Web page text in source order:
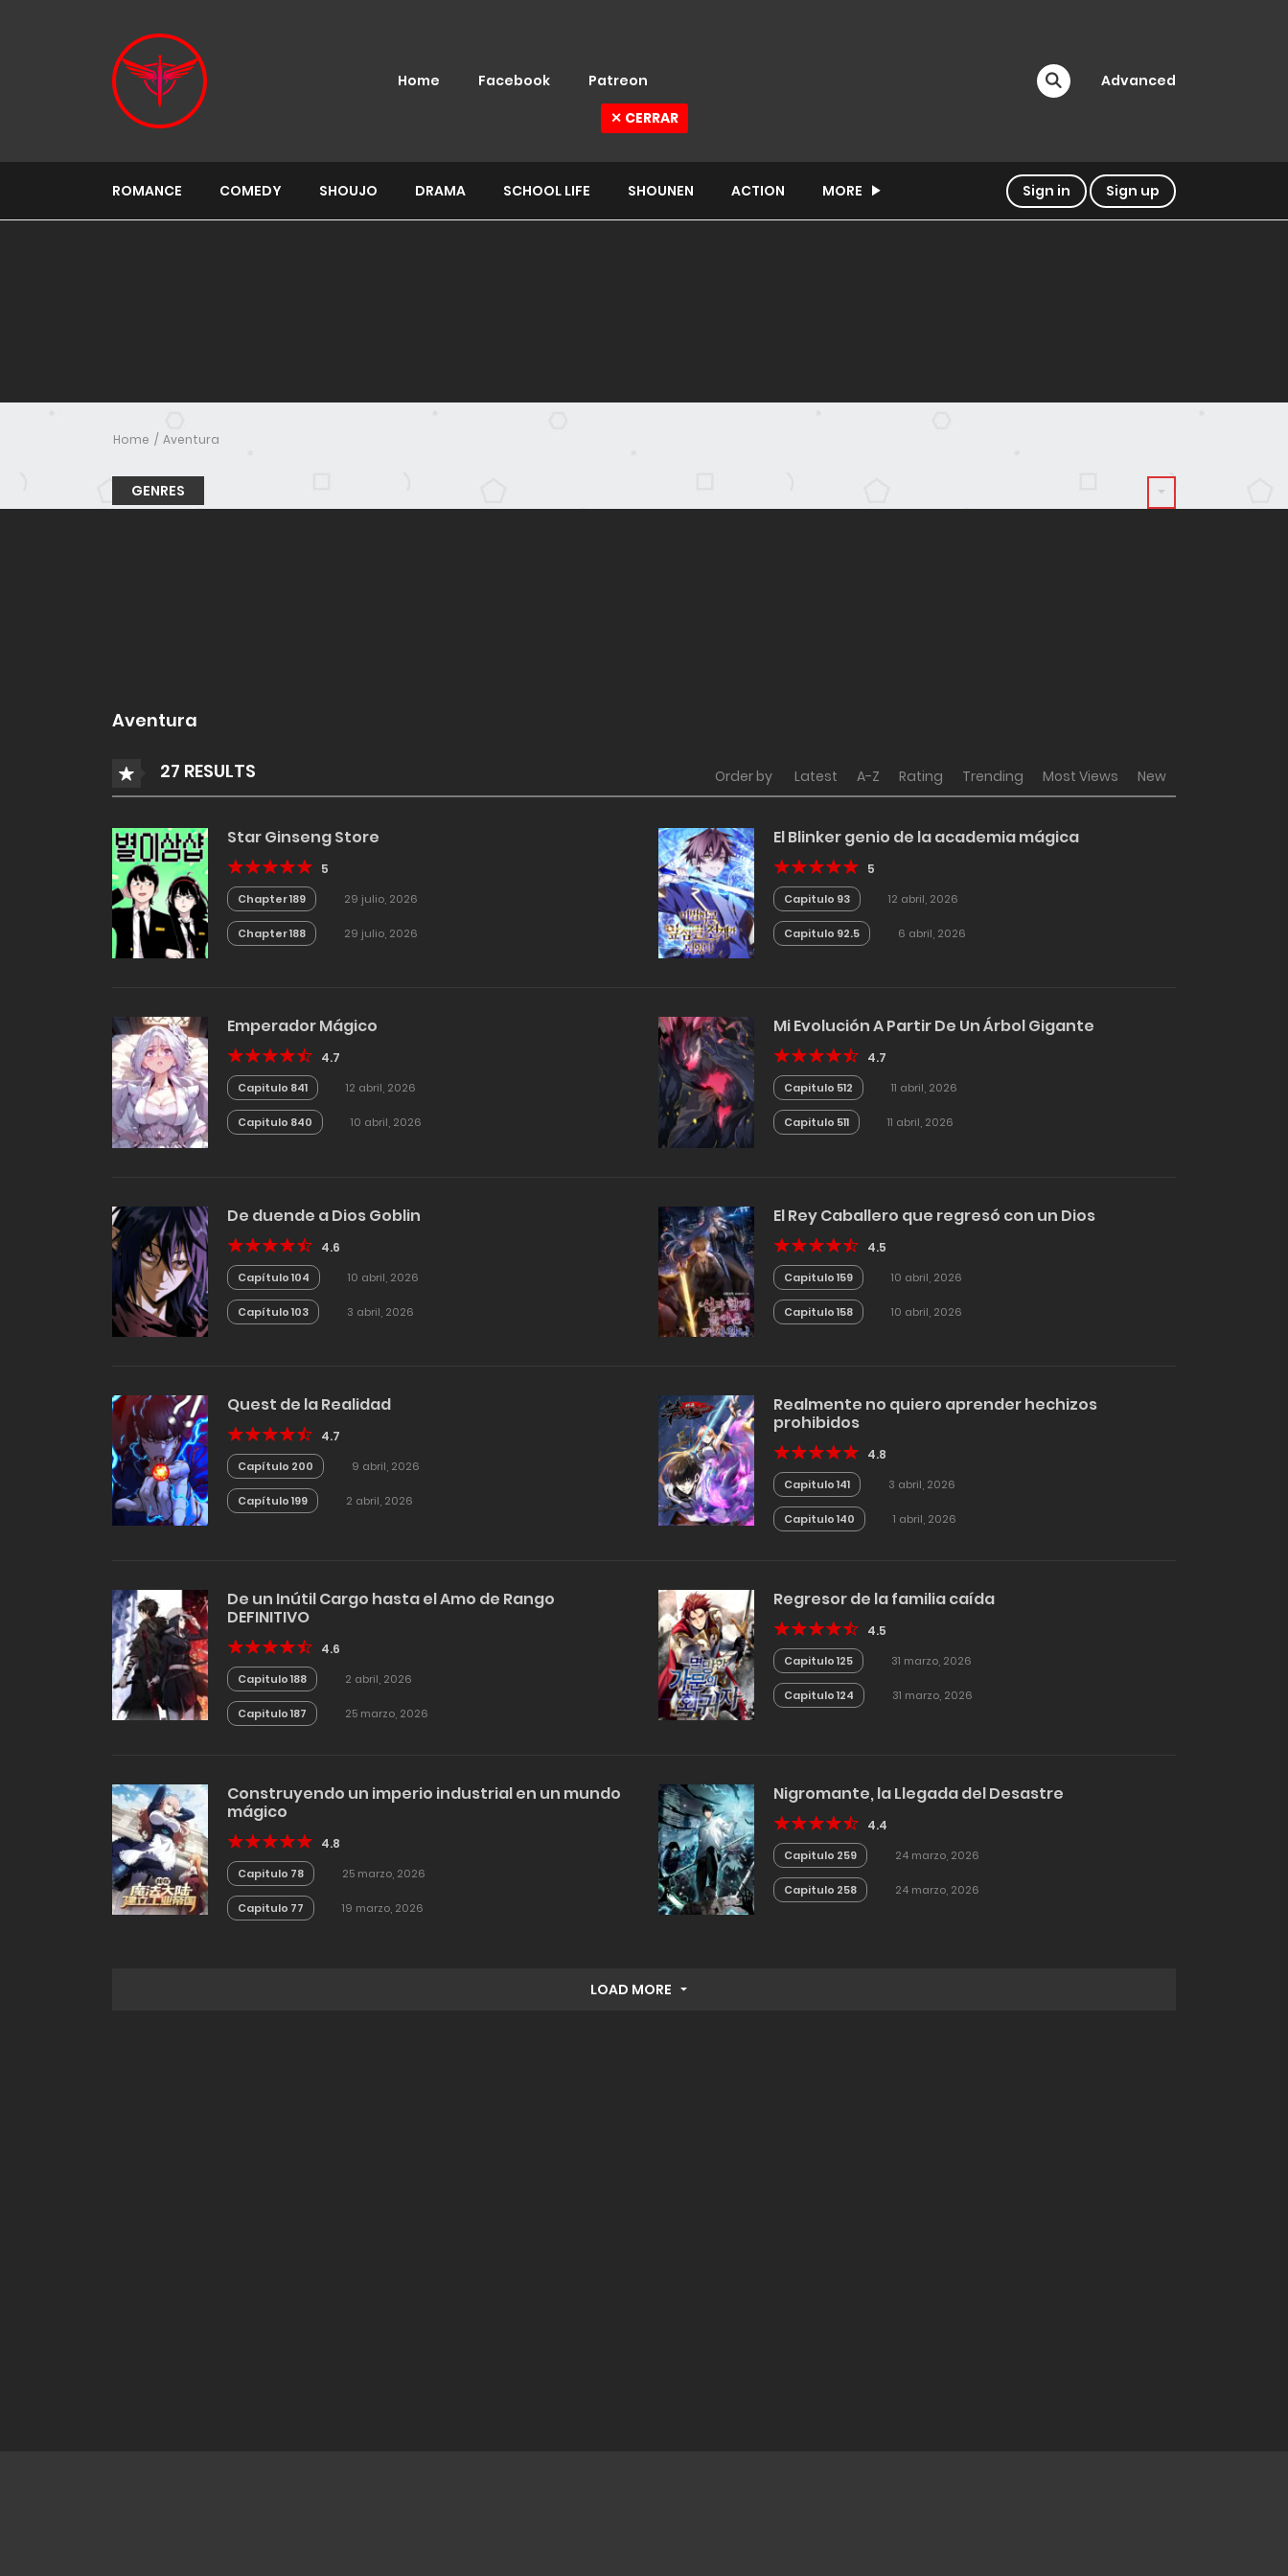
Home Facebook Patreon Advanced
ROMANCE COMEDY SHOUJO DRAMA SCHOOL LIFE SHOUNEN ACTION MORE Sign in Sign up
Home Aventura
GENRES
Aventura
27 RESULTS Order by Latest A-Z Rating Trending Most Views New
Star Ginseng Store
5
Chapter 189 29 julio, 2026
Chapter 188 29 julio, 2026
El Blinker genio de la academia mágica
5
Capitulo 93 12 abril, 2026
Capitulo 92.5 6 abril, 2026
Emperador Mágico
4.7
Capitulo 841 12 abril, 2026
Capitulo 840 10 abril, 2026
Mi Evolución A Partir De Un Árbol Gigante
4.7
Capitulo 512 11 abril, 2026
Capitulo 511 11 abril, 2026
De duende a Dios Goblin
4.6
Capítulo 104 10 abril, 2026
Capítulo 103 3 abril, 2026
El Rey Caballero que regresó con un Dios
4.5
Capitulo 159 10 abril, 2026
Capitulo 158 10 abril, 2026
Quest de la Realidad
4.7
Capítulo 200 9 abril, 2026
Capítulo 199 2 abril, 2026
Realmente no quiero aprender hechizos
prohibidos
4.8
Capitulo 141 3 abril, 2026
Capitulo 140 1 abril, 2026
De un Inútil Cargo hasta el Amo de Rango
DEFINITIVO
4.6
Capitulo 188 2 abril, 2026
Capitulo 187 25 marzo, 2026
Regresor de la familia caída
4.5
Capitulo 125 31 marzo, 2026
Capitulo 124 31 marzo, 2026
Construyendo un imperio industrial en un mundo
mágico
4.8
Capitulo 78 25 marzo, 2026
Capitulo 77 19 marzo, 2026
Nigromante, la Llegada del Desastre
4.4
Capitulo 259 24 marzo, 2026
Capitulo 258 24 marzo, 2026
LOAD MORE
✕ CERRAR